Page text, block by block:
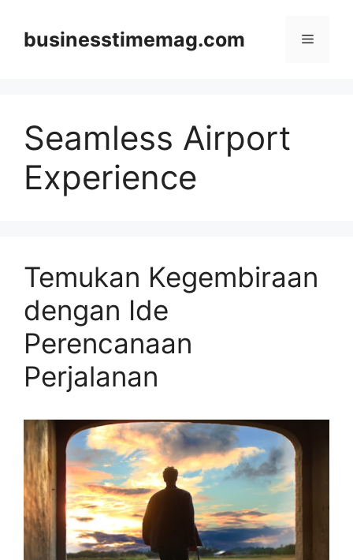
contentbusinesstimemag.com Menu
Seamless Airport
Experience
Temukan Kegembiraan
dengan Ide
Perencanaan
Perjalanan